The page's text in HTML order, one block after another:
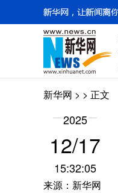
新华网 > > 正文
2025
12/17
15:32:05
来源：新华网